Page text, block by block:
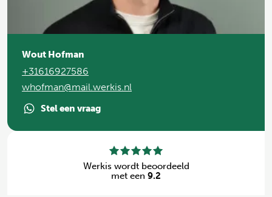
Wout Hofman
+31616927586
whofman@mail.werkis.nl
Stel een vraag
Werkis wordt beoordeeld
met een 9.2